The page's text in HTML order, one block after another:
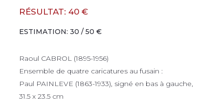
RÉSULTAT: 40 €
ESTIMATION: 30 / 50 €
Raoul CABROL (1895-1956)
Ensemble de quatre caricatures au fusain :
Paul PAINLEVE (1863-1933), signé en bas à gauche,
31.5 x 23.5 cm